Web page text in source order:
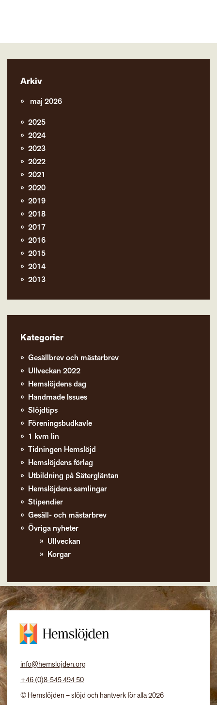
Arkiv
maj 2026
2025
2024
2023
2022
2021
2020
2019
2018
2017
2016
2015
2014
2013
Kategorier
Gesällbrev och mästarbrev
Ullveckan 2022
Hemslöjdens dag
Handmade Issues
Slöjdtips
Föreningsbudkavle
1 kvm lin
Tidningen Hemslöjd
Hemslöjdens förlag
Utbildning på Sätergläntan
Hemslöjdens samlingar
Stipendier
Gesäll- och mästarbrev
Övriga nyheter
Ullveckan
Korgar
info@hemslojden.org
+46 (0)8-545 494 50
© Hemslöjden – slöjd och hantverk för alla 2026